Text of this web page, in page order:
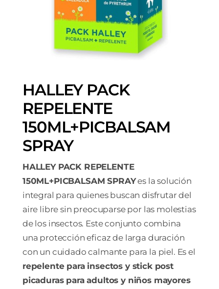
HALLEY PACK
REPELENTE
150ML+PICBALSAM
SPRAY
HALLEY PACK REPELENTE
150ML+PICBALSAM SPRAYes la solución
integral para quienes buscan disfrutar del
aire libre sin preocuparse por las molestias
de los insectos. Este conjunto combina
una protección eficaz de larga duración
con un cuidado calmante para la piel. Es el
repelente para insectos y stick post
picaduras para adultos y niños mayores